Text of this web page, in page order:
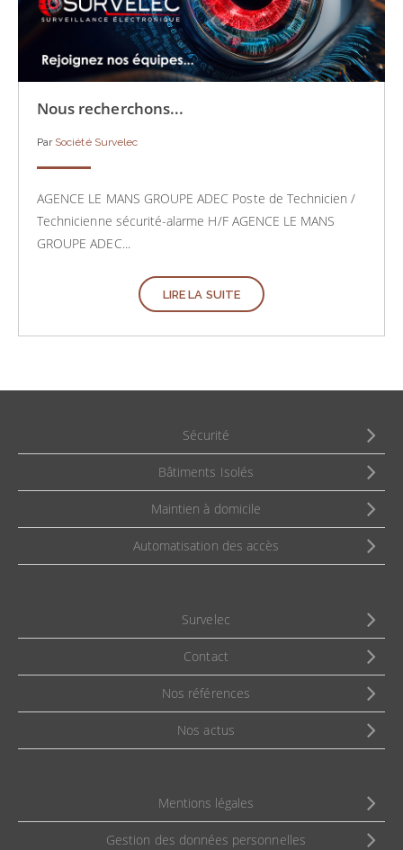
Nous recherchons...
Par Société Survelec
AGENCE LE MANS GROUPE ADEC Poste de Technicien /
Technicienne sécurité-alarme H/F AGENCE LE MANS
GROUPE ADEC...
LIRE LA SUITE
Sécurité
Bâtiments Isolés
Maintien à domicile
Automatisation des accès
Survelec
Contact
Nos références
Nos actus
Mentions légales
Gestion des données personnelles